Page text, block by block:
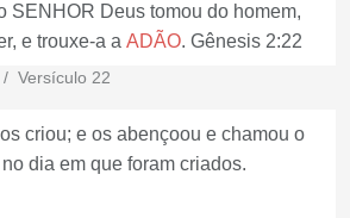
SENHOR Deus tomou do homem,
e trouxe-a a ADÃO. Gênesis 2:22
Versículo 22
criou; e os abençoou e chamou o
no dia em que foram criados.